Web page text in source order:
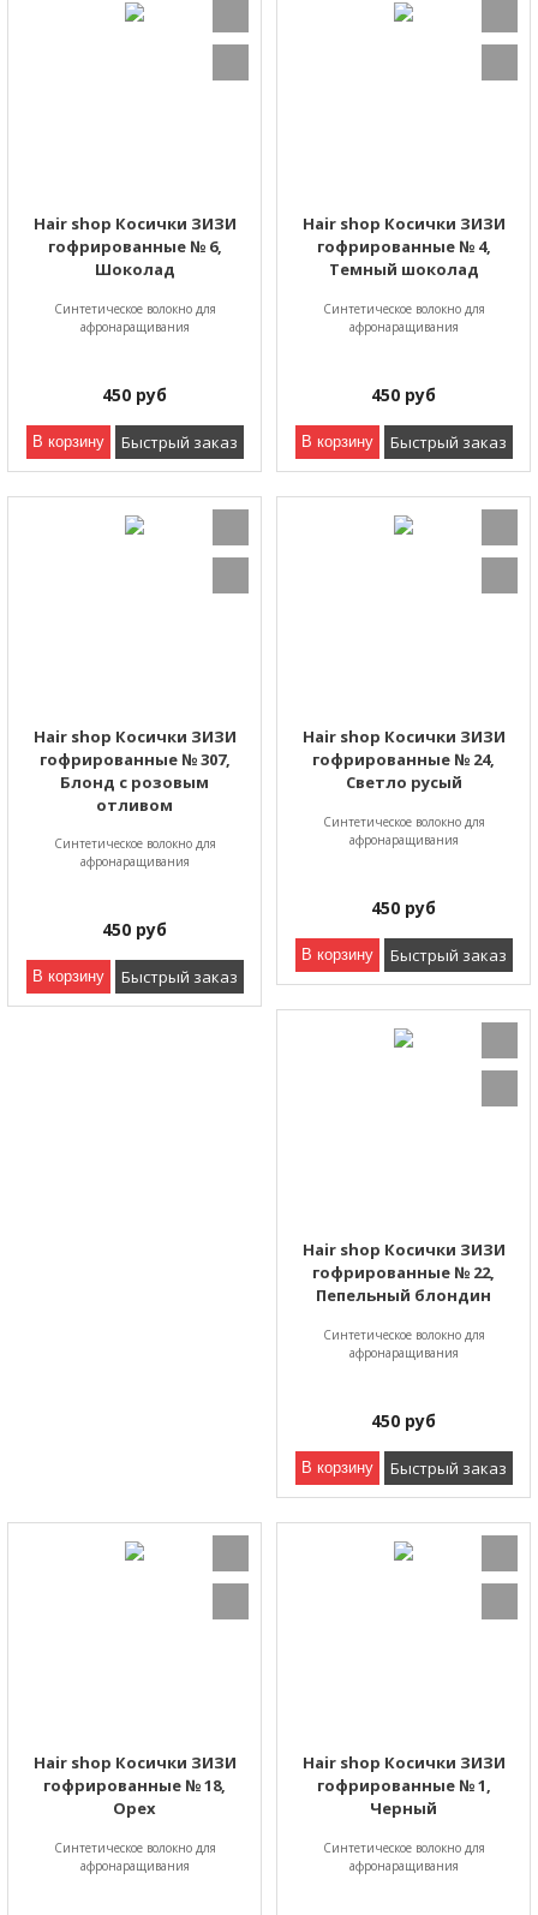
Hair shop Косички ЗИЗИ
гофрированные № 6,
Шоколад
Синтетическое волокно для
афронаращивания
450 руб
В корзину Быстрый заказ
Hair shop Косички ЗИЗИ
гофрированные № 4,
Темный шоколад
Синтетическое волокно для
афронаращивания
450 руб
В корзину Быстрый заказ
Hair shop Косички ЗИЗИ
гофрированные № 307,
Блонд с розовым
отливом
Синтетическое волокно для
афронаращивания
450 руб
В корзину Быстрый заказ
Hair shop Косички ЗИЗИ
гофрированные № 24,
Светло русый
Синтетическое волокно для
афронаращивания
450 руб
В корзину Быстрый заказ
Hair shop Косички ЗИЗИ
гофрированные № 22,
Пепельный блондин
Синтетическое волокно для
афронаращивания
450 руб
В корзину Быстрый заказ
Hair shop Косички ЗИЗИ
гофрированные № 18,
Орех
Синтетическое волокно для
афронаращивания
Hair shop Косички ЗИЗИ
гофрированные № 1,
Черный
Синтетическое волокно для
афронаращивания